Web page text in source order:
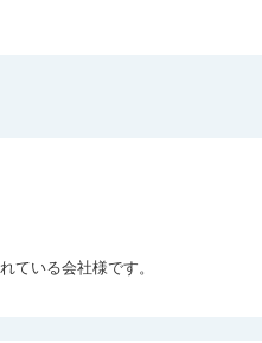
ている会社様です。